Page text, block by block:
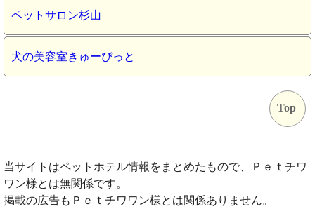
ペットサロン杉山
犬の美容室きゅーぴっと
Top
当サイトはペットホテル情報をまとめたもので、Ｐｅｔチワ
ワン様とは無関係です。
掲載の広告もＰｅｔチワワン様とは関係ありません。